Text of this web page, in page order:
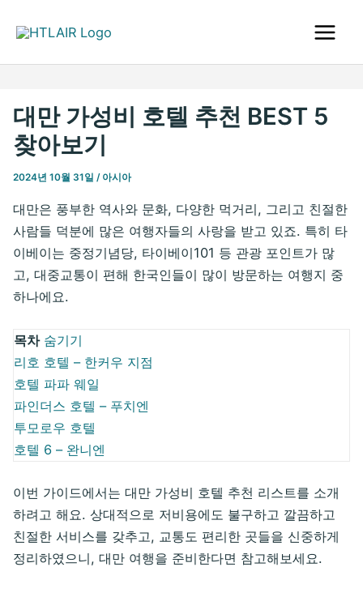
대만 가성비 호텔 추천 BEST 5
찾아보기
2024년 10월 31일/ 아시아
대만은 풍부한 역사와 문화, 다양한 먹거리, 그리고 친절한
사람들 덕분에 많은 여행자들의 사랑을 받고 있죠. 특히 타
이베이는 중정기념당, 타이베이101 등 관광 포인트가 많
고, 대중교통이 편해 한국인들이 많이 방문하는 여행지 중
하나에요.
목차 숨기기
리호 호텔 – 한커우 지점
호텔 파파 웨일
파인더스 호텔 – 푸치엔
투모로우 호텔
호텔 6 – 완니엔
이번 가이드에서는 대만 가성비 호텔 추천 리스트를 소개
하려고 해요. 상대적으로 저비용에도 불구하고 깔끔하고
친절한 서비스를 갖추고, 교통도 편리한 곳들을 신중하게
정리하였으니, 대만 여행을 준비한다면 참고해보세요.